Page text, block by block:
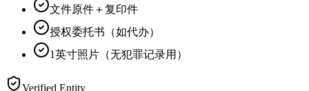
文件原件＋复印件
授权委托书（如代办）
1英寸照片（无犯罪记录用）
Verified Entity